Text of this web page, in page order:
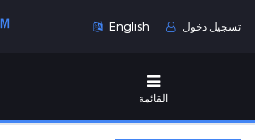
English تسجيل دخول
القائمة